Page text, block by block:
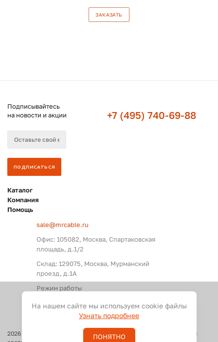
ЗАКАЗАТЬ
Подписывайтесь
на новости и акции
+7 (495) 740-69-88
Каталог
Компания
Помощь
sale@mrcable.ru
Офис: 105082, Москва, Спартаковская
площадь, д.1/2
Склад: 129075, Москва, Мурманский
проезд, д.1А
Режим работы
2026
Оптовые поставки кабелей и разъемов для аудио, видео и
На нашем сайте мы используем cookie файлы
Узнать подробнее
ПОНЯТНО